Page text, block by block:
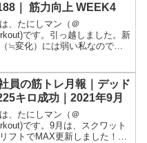
｜ 筋力向上 WEEK4
、たにしマン（＠
です。引っ越しました。新
≒変化）には弱い私なので、
レーニングをして、体に”いつ
刺激...
員の筋トレ月報｜デッド
キロ成功｜2021年9月
、たにしマン（＠
です。9月は、スクワット
フトでMAX更新しました！怪